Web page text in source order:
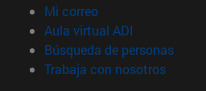
Mi correo(abre en nueva
Aula virtual ADI
Búsqueda de personas(abre
Trabaja con nosotros(abre